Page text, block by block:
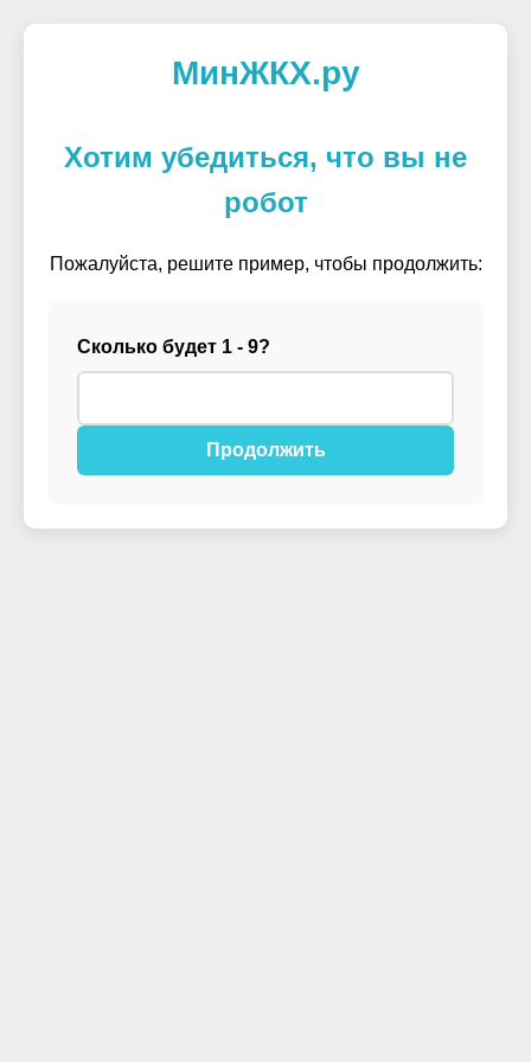
МинЖКХ.ру
Хотим убедиться, что вы не
робот
Пожалуйста, решите пример, чтобы продолжить:
Сколько будет 1 - 9?
Продолжить